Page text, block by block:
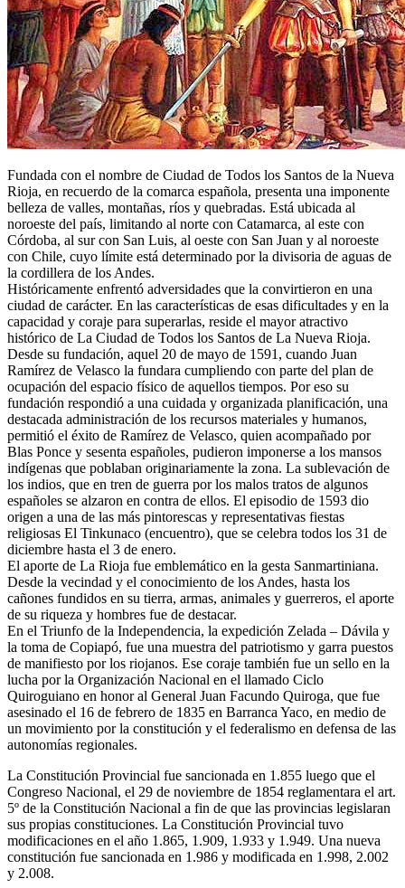
Fundada con el nombre de Ciudad de Todos los Santos de la Nueva
Rioja, en recuerdo de la comarca española, presenta una imponente
belleza de valles, montañas, ríos y quebradas. Está ubicada al
noroeste del país, limitando al norte con Catamarca, al este con
Córdoba, al sur con San Luis, al oeste con San Juan y al noroeste
con Chile, cuyo límite está determinado por la divisoria de aguas de
la cordillera de los Andes.
Históricamente enfrentó adversidades que la convirtieron en una
ciudad de carácter. En las características de esas dificultades y en la
capacidad y coraje para superarlas, reside el mayor atractivo
histórico de La Ciudad de Todos los Santos de La Nueva Rioja.
Desde su fundación, aquel 20 de mayo de 1591, cuando Juan
Ramírez de Velasco la fundara cumpliendo con parte del plan de
ocupación del espacio físico de aquellos tiempos. Por eso su
fundación respondió a una cuidada y organizada planificación, una
destacada administración de los recursos materiales y humanos,
permitió el éxito de Ramírez de Velasco, quien acompañado por
Blas Ponce y sesenta españoles, pudieron imponerse a los mansos
indígenas que poblaban originariamente la zona. La sublevación de
los indios, que en tren de guerra por los malos tratos de algunos
españoles se alzaron en contra de ellos. El episodio de 1593 dio
origen a una de las más pintorescas y representativas fiestas
religiosas El Tinkunaco (encuentro), que se celebra todos los 31 de
diciembre hasta el 3 de enero.
El aporte de La Rioja fue emblemático en la gesta Sanmartiniana.
Desde la vecindad y el conocimiento de los Andes, hasta los
cañones fundidos en su tierra, armas, animales y guerreros, el aporte
de su riqueza y hombres fue de destacar.
En el Triunfo de la Independencia, la expedición Zelada – Dávila y
la toma de Copiapó, fue una muestra del patriotismo y garra puestos
de manifiesto por los riojanos. Ese coraje también fue un sello en la
lucha por la Organización Nacional en el llamado Ciclo
Quiroguiano en honor al General Juan Facundo Quiroga, que fue
asesinado el 16 de febrero de 1835 en Barranca Yaco, en medio de
un movimiento por la constitución y el federalismo en defensa de las
autonomías regionales.
La Constitución Provincial fue sancionada en 1.855 luego que el
Congreso Nacional, el 29 de noviembre de 1854 reglamentara el art.
5º de la Constitución Nacional a fin de que las provincias legislaran
sus propias constituciones. La Constitución Provincial tuvo
modificaciones en el año 1.865, 1.909, 1.933 y 1.949. Una nueva
constitución fue sancionada en 1.986 y modificada en 1.998, 2.002
y 2.008.